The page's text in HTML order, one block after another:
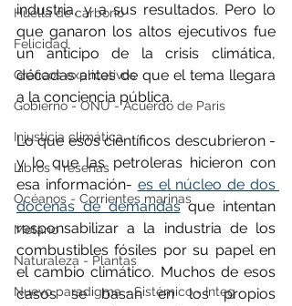
Huella de carbono
Felicidad
Gráficos explicativos
Gobierno - ONU - Acuerdo de Paris
Injusticia climática
Libros - reseñas
Océanos - Corrientes marinas
Metano
Naturaleza - Plantas
Nuevo paradigma - Sistémico - Integ
industria, y a sus resultados. Pero lo
que ganaron los altos ejecutivos fue
un anticipo de la crisis climática,
décadas antes de que el tema llegara
a la conciencia pública.
Lo que esos científicos descubrieron -
y lo que las petroleras hicieron con
esa información- es el núcleo de dos
docenas de demandas que intentan
responsabilizar a la industria de los
combustibles fósiles por su papel en
el cambio climático. Muchos de esos
casos se basan en los propios